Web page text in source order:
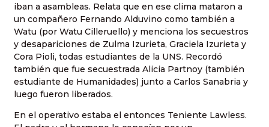
iban a asambleas. Relata que en ese clima mataron a
un compañero Fernando Alduvino como también a
Watu (por Watu Cilleruello) y menciona los secuestros
y desapariciones de Zulma Izurieta, Graciela Izurieta y
Cora Pioli, todas estudiantes de la UNS. Recordó
también que fue secuestrada Alicia Partnoy (también
estudiante de Humanidades) junto a Carlos Sanabria y
luego fueron liberados.
En el operativo estaba el entonces Teniente Lawless.